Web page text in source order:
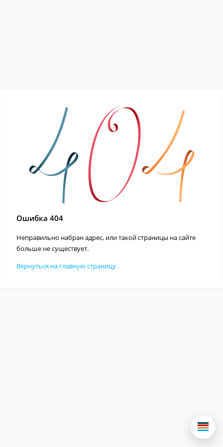
Ошибка 404
Неправильно набран адрес, или такой страницы на сайте
больше не существует.
Вернуться на главную страницу